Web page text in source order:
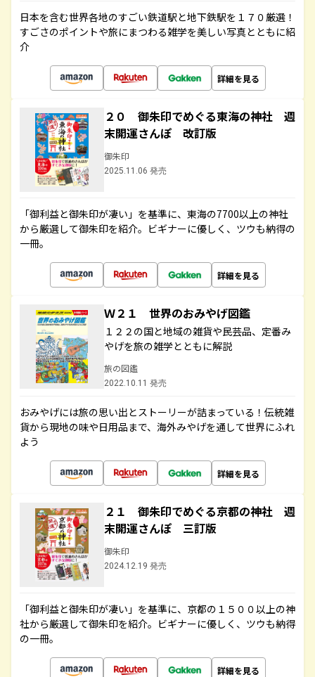
日本を含む世界各地のすごい鉄道駅と地下鉄駅を１７０厳選！
すごさのポイントや旅にまつわる雑学を美しい写真とともに紹
介
詳細を見る
２０ 御朱印でめぐる東海の神社 週
末開運さんぽ 改訂版
御朱印
2025.11.06 発売
「御利益と御朱印が凄い」を基準に、東海の7700以上の神社
から厳選して御朱印を紹介。ビギナーに優しく、ツウも納得の
一冊。
詳細を見る
Ｗ２１ 世界のおみやげ図鑑
１２２の国と地域の雑貨や民芸品、定番み
やげを旅の雑学とともに解説
旅の図鑑
2022.10.11 発売
おみやげには旅の思い出とストーリーが詰まっている！伝統雑
貨から現地の味や日用品まで、海外みやげを通して世界にふれ
よう
詳細を見る
２１ 御朱印でめぐる京都の神社 週
末開運さんぽ 三訂版
御朱印
2024.12.19 発売
「御利益と御朱印が凄い」を基準に、京都の１５００以上の神
社から厳選して御朱印を紹介。ビギナーに優しく、ツウも納得
の一冊。
詳細を見る